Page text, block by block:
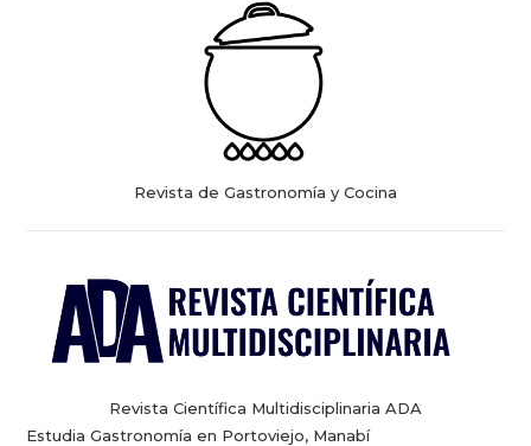
Revista de Gastronomía y Cocina
Revista Científica Multidisciplinaria ADA
Estudia Gastronomía en Portoviejo, Manabí